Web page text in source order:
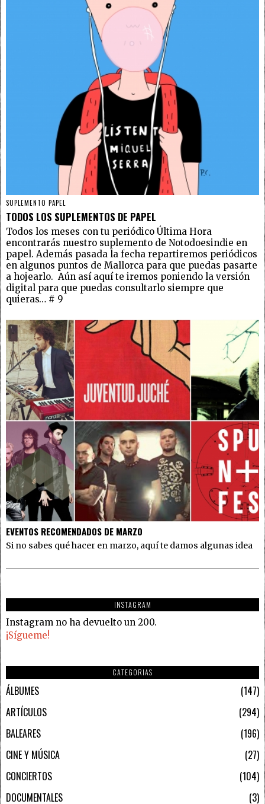
SUPLEMENTO PAPEL
TODOS LOS SUPLEMENTOS DE PAPEL
Todos los meses con tu periódico Última Hora
encontrarás nuestro suplemento de Notodoesindie en
papel. Además pasada la fecha repartiremos periódicos
en algunos puntos de Mallorca para que puedas pasarte
a hojearlo. Aún así aquí te iremos poniendo la versión
digital para que puedas consultarlo siempre que
quieras… # 9
EVENTOS RECOMENDADOS DE MARZO
Si no sabes qué hacer en marzo, aquí te damos algunas idea
INSTAGRAM
Instagram no ha devuelto un 200.
¡Sígueme!
CATEGORIAS
ÁLBUMES
147
ARTÍCULOS
294
BALEARES
196
CINE Y MÚSICA
27
CONCIERTOS
104
DOCUMENTALES
3